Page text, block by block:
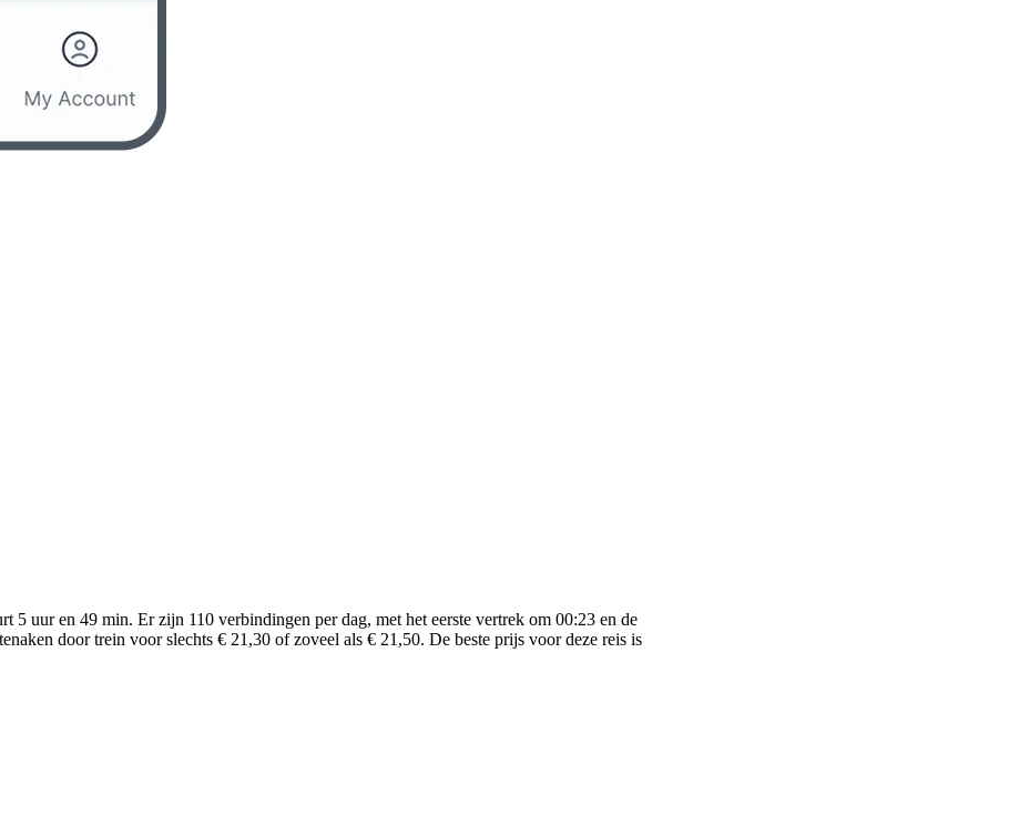
5 uur en 49 min. Er zijn 110 verbindingen per dag, met het eerste vertrek om 00:23 en de
door trein voor slechts € 21,30 of zoveel als € 21,50. De beste prijs voor deze reis is